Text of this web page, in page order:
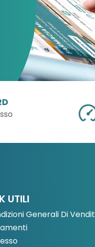
UTILI
Generali Di